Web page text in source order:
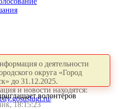
о деятельности
округа «Город
до 31.12.2025.
и новости находятся:
волонтёров
18:15:23